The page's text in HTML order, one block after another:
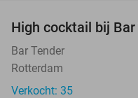
High cocktail bij Bar
Bar Tender
Rotterdam
Verkocht: 35